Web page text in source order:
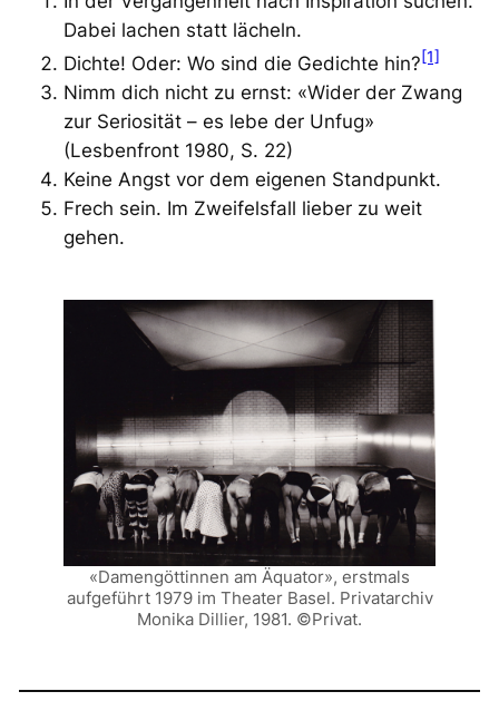
Dabei lachen statt lächeln.
Dichte! Oder: Wo sind die Gedichte hin?[1]
Nimm dich nicht zu ernst: «Wider der Zwang
zur Seriosität – es lebe der Unfug»
(Lesbenfront 1980, S. 22)
Keine Angst vor dem eigenen Standpunkt.
Frech sein. Im Zweifelsfall lieber zu weit
gehen.
«Damengöttinnen am Äquator», erstmals
aufgeführt 1979 im Theater Basel. Privatarchiv
Monika Dillier, 1981. ©Privat.